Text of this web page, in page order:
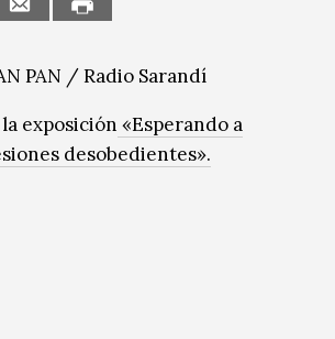
PAN / Radio Sarandí
exposición «Esperando a
desobedientes».